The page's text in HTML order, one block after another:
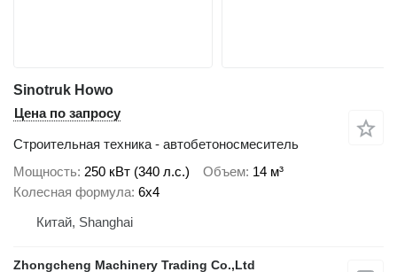
Sinotruk Howo
Цена по запросу
Строительная техника - автобетоносмеситель
Мощность 250 кВт (340 л.с.) Объем 14 м³
Колесная формула 6x4
Китай, Shanghai
Zhongcheng Machinery Trading Co.,Ltd